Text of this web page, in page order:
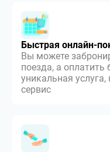
Быстрая онлайн-
Вы можете
поезда, а оплатить
уникальная
сервис